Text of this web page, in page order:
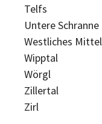
Telfs
Untere Schranne
Westliches
Wipptal
Wörgl
Zillertal
Zirl